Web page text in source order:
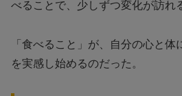
べることで、少しずつ変化が訪れ
「食べること」が、自分の心と体
を実感し始めるのだった。